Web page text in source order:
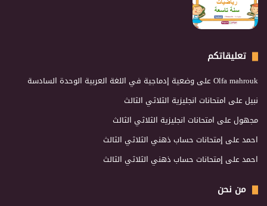
تعليقاتكم
Olfa mahroukعلى وضعية إدماجية في اللغة العربية الوحدة السادسة
نبيلعلى امتحانات انجليزية الثلاثي الثالث
مجهولعلى امتحانات انجليزية الثلاثي الثالث
احمدعلى إمتحانات حساب ذهني الثلاثي الثالث
احمدعلى إمتحانات حساب ذهني الثلاثي الثالث
من نحن